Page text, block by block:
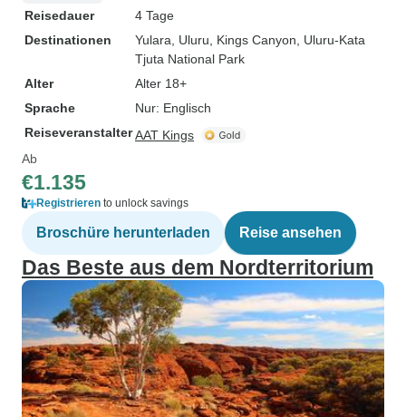
Reisedauer
4 Tage
Destinationen
Yulara , Uluru , Kings Canyon , Uluru-Kata
Tjuta National Park
Alter
Alter 18+
Sprache
Nur: Englisch
ReiseveranstalterAAT Kings
Ab
€1.135
Registrieren to unlock savings
Broschüre herunterladen Reise ansehen
Das Beste aus dem Nordterritorium